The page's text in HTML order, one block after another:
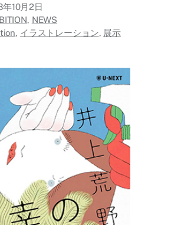
年10月2日
, NEWS
, イラストレーション, 展示